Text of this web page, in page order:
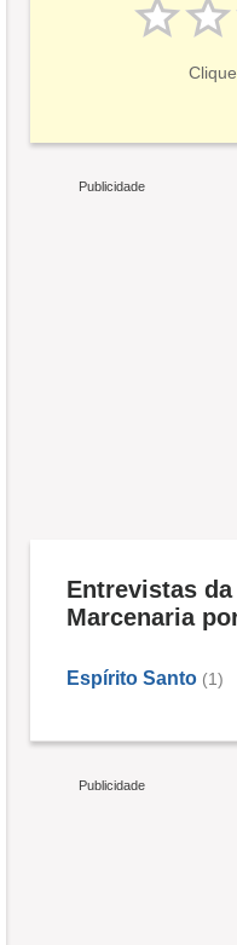
Entrevistas
Marcenaria
Espírito Santo (1)